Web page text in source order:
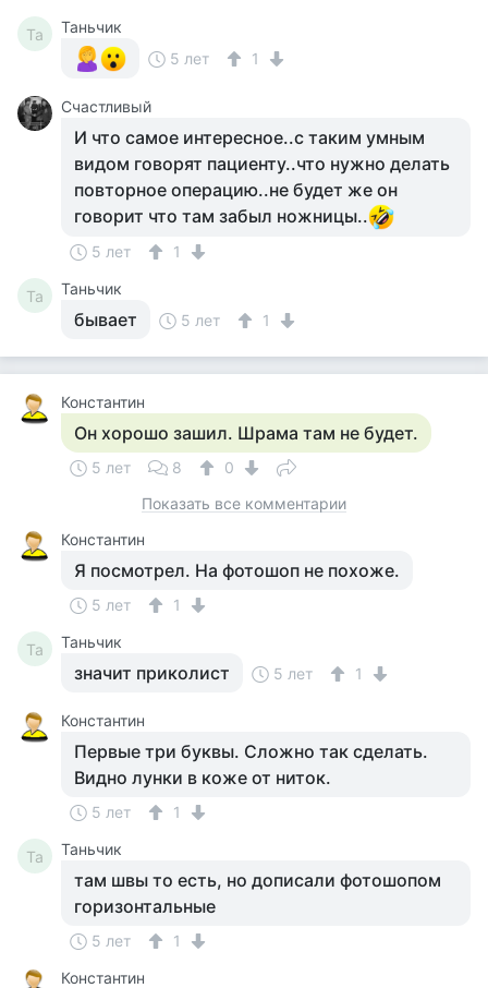
Та
Таньчик
5 лет
1
Счастливый
И что самое интересное..с таким умным
видом говорят пациенту..что нужно делать
повторное операцию..не будет же он
говорит что там забыл ножницы..
5 лет 1
Та Таньчик
бывает 5 лет 1
Константин
Он хорошо зашил. Шрама там не будет.
5 лет 8
0
Показать все комментарии
Константин
Я посмотрел. На фотошоп не похоже.
5 лет 1
Та Таньчик
значит приколист 5 лет 1
Константин
Первые три буквы. Сложно так сделать.
Видно лунки в коже от ниток.
5 лет 1
Та Таньчик
там швы то есть, но дописали фотошопом
горизонтальные
5 лет
1
Константин